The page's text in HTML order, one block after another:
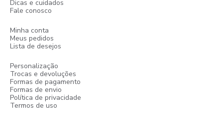
Dicas e cuidados
Fale conosco
Minha conta
Meus pedidos
Lista de desejos
Personalização
Trocas e devoluções
Formas de pagamento
Formas de envio
Política de privacidade
Termos de uso